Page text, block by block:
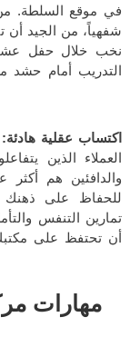
في موقع السلطة.
شفهياً، من الجيد أن
نخب خلال حفل
التدريب أمام حشد
اكتساب عقلية هادئة:
العملاء الذين
والدافئين هم أكثر
للحفاظ على ذهنك
تمارين التنفس
أن تحتفظ على مكتبك
مهارات